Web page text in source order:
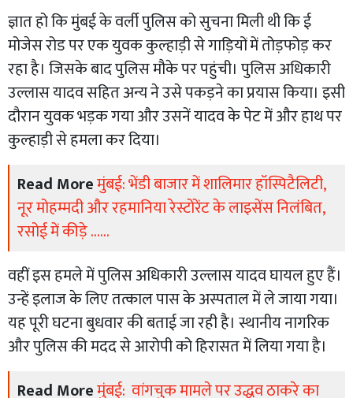
ज्ञात हो कि मुंबई के वर्ली पुलिस को सुचना मिली थी कि ई
मोजेस रोड पर एक युवक कुल्हाड़ी से गाड़ियों में तोड़फोड़ कर
रहा है। जिसके बाद पुलिस मौके पर पहुंची। पुलिस अधिकारी
उल्लास यादव सहित अन्य ने उसे पकड़ने का प्रयास किया। इसी
दौरान युवक भड़क गया और उसनें यादव के पेट में और हाथ पर
कुल्हाड़ी से हमला कर दिया।
Read Moreमुंबई: भेंडी बाजार में शालिमार हॉस्पिटैलिटी,
नूर मोहम्मदी और रहमानिया रेस्टोरेंट के लाइसेंस निलंबित,
रसोई में कीड़े ......
वहीं इस हमले में पुलिस अधिकारी उल्लास यादव घायल हुए हैं।
उन्हें इलाज के लिए तत्काल पास के अस्पताल में ले जाया गया।
यह पूरी घटना बुधवार की बताई जा रही है। स्थानीय नागरिक
और पुलिस की मदद से आरोपी को हिरासत में लिया गया है।
Read Moreमुंबई: वांगचुक मामले पर उद्धव ठाकरे का